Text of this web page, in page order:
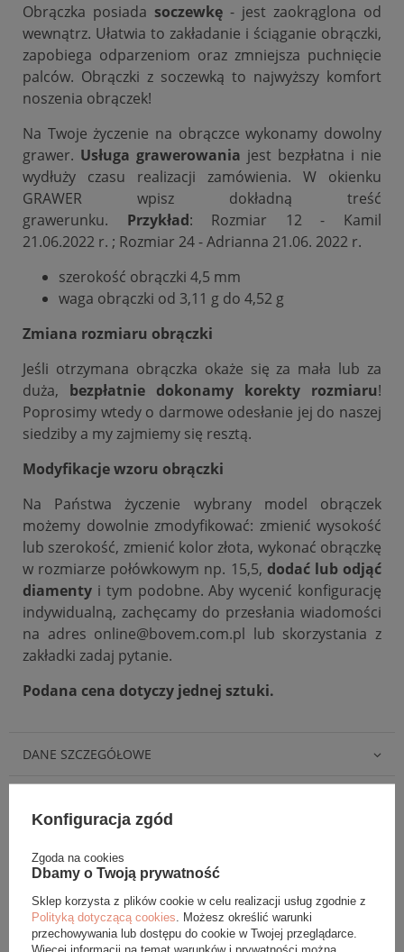
Obrączka posiada soczewkę - jest zaokrąglona od
wewnątrz. Ułatwia to zakładanie i ściąganie obrączki,
zapobiega odparzeniom oraz zmniejsza puchnięcie
palców. Obrączki z soczewką to najwyższy komfort
noszenia obrączek!
Na Twoje życzenie na obrączce wykonamy dowolny
grawer. Usługa grawerowania jest bezpłatna i nie
wydłuży czasu realizacji zamówienia. W okienku
GRAWER wpisz dokładną treść
grawerunku.
Przykład: Rozmiar 12 - Kamil
21.06.2022 r. ; Rozmiar 24 - Adrianna 21.06. 2022 r.
szerokość obrączki 4,5 mm
waga obrączki od 3,11 g do 4,52 g
Zmiana rozmiaru obrączki
Jeśli otrzymana obrączka okaże się za mała lub za
duża, bezpłatnie dokonamy korekty rozmiaru!
Poprosimy wtedy o darmowe odesłanie jej do naszej
siedziby a my zajmiemy się resztą.
Modyfikacje wzoru obrączki
Na Państwa życzenie wybrany model obrączek
możemy dowolnie zmodyfikować: zmienić wysokość
lub szerokość, zmienić kolor złota, wykonać obrączkę
w rozmiarze połówkowym np. 15,5, dodać lub odjąć
diamenty i tym podobne. Aby wycenić konfigurację
indywidualną, zachęcamy do przesłania wiadomości
na adres online@bovem.com.pl lub skorzystania z
zakładki zadaj pytanie.
Podana cena dotyczy jednej sztuki.
DANE SZCZEGÓŁOWE
ZADAJ PYTANIE
Konfiguracja zgód
Zgoda na cookies
Dbamy o Twoją prywatność
Sklep korzysta z plików cookie w celu realizacji usług zgodnie z
Polityką dotyczącą cookies . Możesz określić warunki
przechowywania lub dostępu do cookie w Twojej przeglądarce.